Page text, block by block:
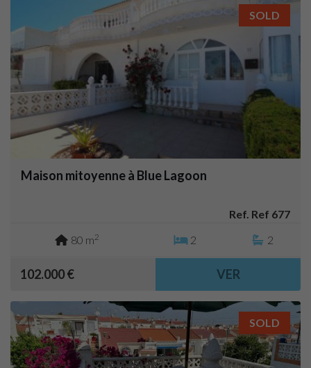
SOLD
Maison mitoyenne à Blue Lagoon
Ref. Ref 677
80 m2 2 2
102.000 € VER
SOLD